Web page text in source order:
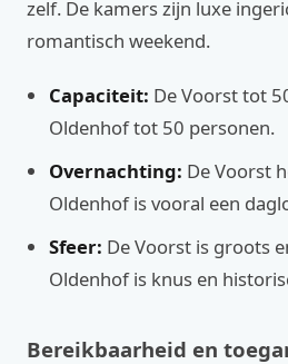
zelf. De kamers zijn luxe
romantisch weekend.
Capaciteit: De Voorst tot
Oldenhof tot 50 personen.
Overnachting: De Voorst
Oldenhof is vooral een
Sfeer: De Voorst is groots
Oldenhof is knus en
Bereikbaarheid en